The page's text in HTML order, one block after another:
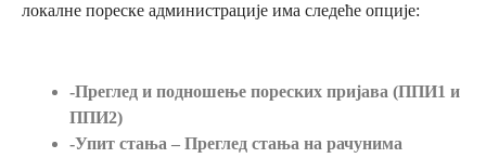
локалне пореске администрације има следеће опције:
-Преглед и подношење пореских пријава (ППИ1 и
ППИ2)
-Упит стања – Преглед стања на рачунима